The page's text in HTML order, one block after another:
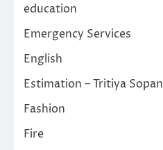
education
Emergency Services
English
Estimation – Tritiya Sopan
Fashion
Fire